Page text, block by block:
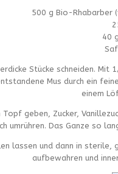
500 g Bio-Rhabarber
40
Stücke schneiden.
Mus durch ein
einem
geben, Zucker,
umrühren. Das Ganze so
lassen und dann in
aufbewahren und